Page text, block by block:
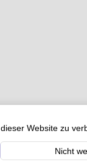
Website zu
Nicht